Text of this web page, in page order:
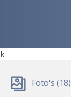
Foto's (18)